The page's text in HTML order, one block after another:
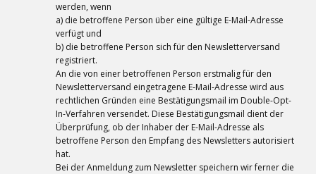
werden, wenn
a) die betroffene Person über eine gültige E-Mail-Adresse
verfügt und
b) die betroffene Person sich für den Newsletterversand
registriert.
An die von einer betroffenen Person erstmalig für den
Newsletterversand eingetragene E-Mail-Adresse wird aus
rechtlichen Gründen eine Bestätigungsmail im Double-Opt-
In-Verfahren versendet. Diese Bestätigungsmail dient der
Überprüfung, ob der Inhaber der E-Mail-Adresse als
betroffene Person den Empfang des Newsletters autorisiert
hat.
Bei der Anmeldung zum Newsletter speichern wir ferner die